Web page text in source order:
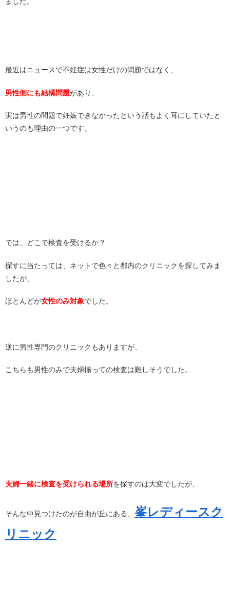
最近はニュースで不妊症は女性だけの問題ではなく、
男性側にも結構問題があり、
実は男性の問題で妊娠できなかったという話もよく耳にしていたと
いうのも理由の一つです。
では、どこで検査を受けるか？
探すに当たっては、ネットで色々と都内のクリニックを探してみま
したが、
ほとんどが女性のみ対象でした。
逆に男性専門のクリニックもありますが、
こちらも男性のみで夫婦揃っての検査は難しそうでした。
夫婦一緒に検査を受けられる場所を探すのは大変でしたが、
そんな中見つけたのが自由が丘にある、 峯レディースク
リニック